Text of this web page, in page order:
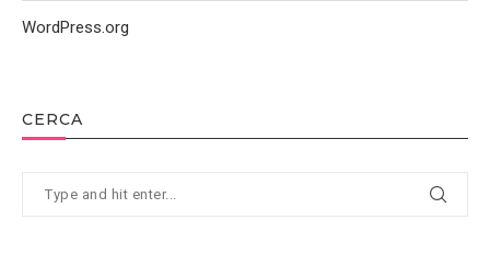
CERCA
WordPress.org